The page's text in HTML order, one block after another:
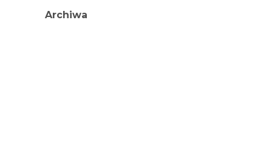
Archiwa